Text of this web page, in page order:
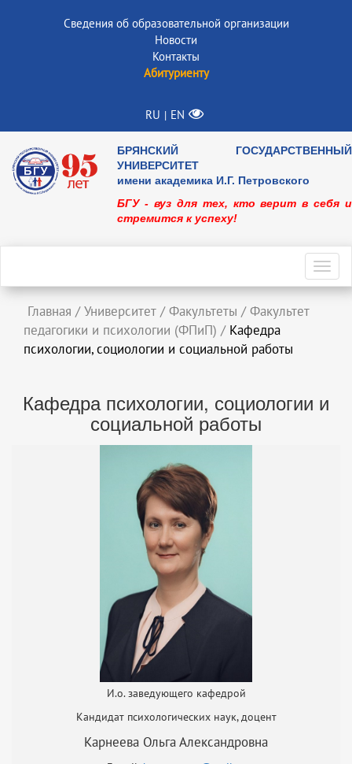
Сведения об образовательной организации
Новости
Контакты
Абитуриенту
RU | EN
БРЯНСКИЙ ГОСУДАРСТВЕННЫЙ
УНИВЕРСИТЕТ
имени академика И.Г. Петровского
БГУ - вуз для тех, кто верит в себя и
стремится к успеху!
Главная / Университет / Факультеты / Факультет
педагогики и психологии (ФПиП) / Кафедра
психологии, социологии и социальной работы
Кафедра психологии, социологии и
социальной работы
И.о. заведующего кафедрой
Кандидат психологических наук, доцент
Карнеева Ольга Александровна